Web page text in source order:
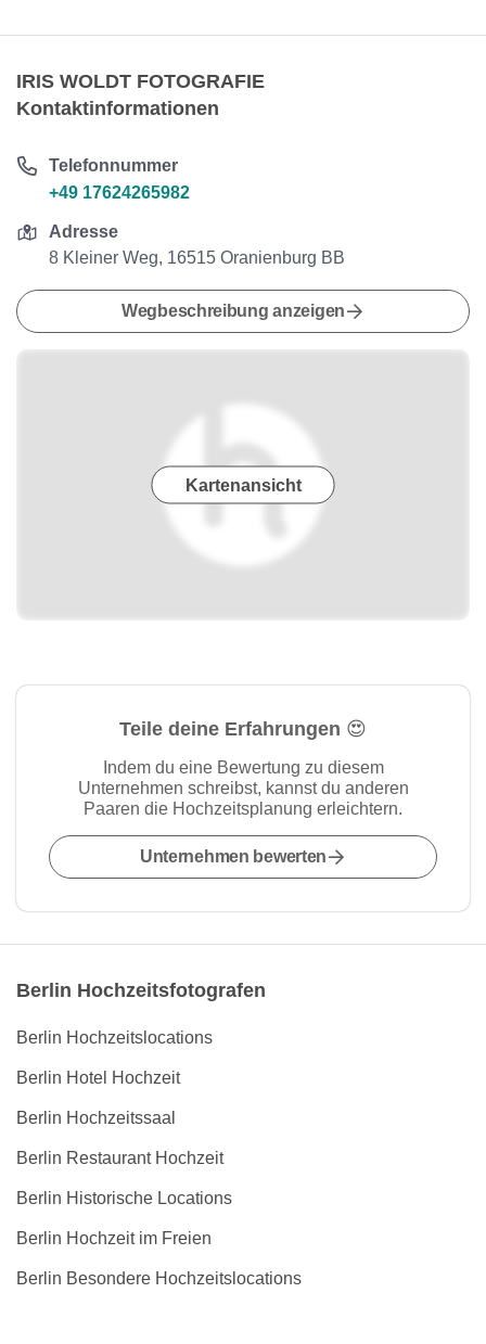
IRIS WOLDT FOTOGRAFIE
Kontaktinformationen
Telefonnummer
+49 17624265982
Adresse
8 Kleiner Weg, 16515 Oranienburg BB
Wegbeschreibung anzeigen
Kartenansicht
Teile deine Erfahrungen 😍
Indem du eine Bewertung zu diesem
Unternehmen schreibst, kannst du anderen
Paaren die Hochzeitsplanung erleichtern.
Unternehmen bewerten
Berlin Hochzeitsfotografen
Berlin Hochzeitslocations
Berlin Hotel Hochzeit
Berlin Hochzeitssaal
Berlin Restaurant Hochzeit
Berlin Historische Locations
Berlin Hochzeit im Freien
Berlin Besondere Hochzeitslocations